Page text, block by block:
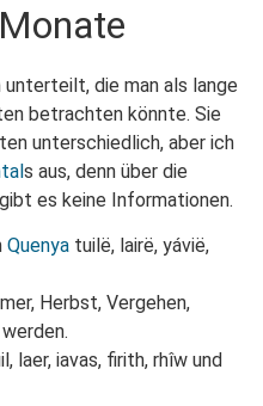
unterteilt, die man als lange
betrachten könnte. Sie
unterschiedlich, aber ich
s aus, denn über die
es keine Informationen.
Quenya tuilë, lairë, yávië,
Herbst, Vergehen,
laer, iavas, firith, rhîw und